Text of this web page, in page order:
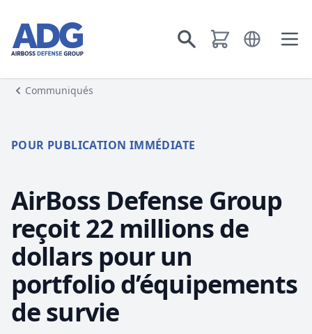
Aller à la page d’accueil
Aller à la recherche
Ouvrir le
Communiqués
POUR PUBLICATION IMMÉDIATE
AirBoss Defense Group
reçoit 22 millions de
dollars pour un
portfolio d’équipements
de survie